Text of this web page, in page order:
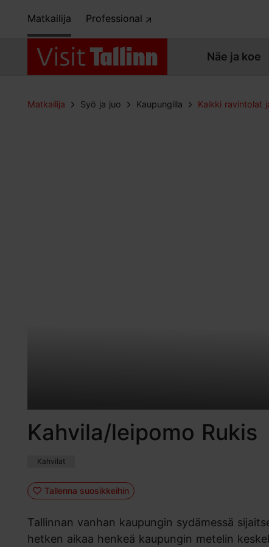
Matkailija Professional
Näe ja koe
Matkailija Syö ja juo Kaupungilla Kaikki ravintolat
Kahvila/leipomo Rukis
Kahvilat
Tallenna suosikkeihin
Tallinnan vanhan kaupungin sydämessä
hetken aikaa henkeä kaupungin metelin